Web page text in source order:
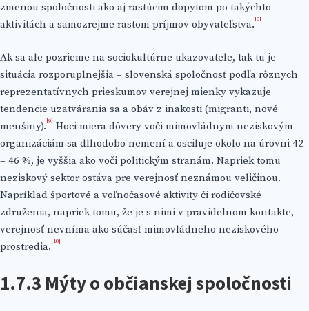
zmenou spoločnosti ako aj rastúcim dopytom po takýchto
aktivitách a samozrejme rastom príjmov obyvateľstva. [8]
Ak sa ale pozrieme na sociokultúrne ukazovatele, tak tu je
situácia rozporuplnejšia – slovenská spoločnosť podľa rôznych
reprezentatívnych prieskumov verejnej mienky vykazuje
tendencie uzatvárania sa a obáv z inakosti (migranti, nové
menšiny).[9] Hoci miera dôvery voči mimovládnym neziskovým
organizáciám sa dlhodobo nemení a osciluje okolo na úrovni 42
– 46 %, je vyššia ako voči politickým stranám. Napriek tomu
neziskový sektor ostáva pre verejnosť neznámou veličinou.
Napríklad športové a voľnočasové aktivity či rodičovské
združenia, napriek tomu, že je s nimi v pravidelnom kontakte,
verejnosť nevníma ako súčasť mimovládneho neziskového
prostredia.[10]
1.7.3 Mýty o občianskej spoločnosti